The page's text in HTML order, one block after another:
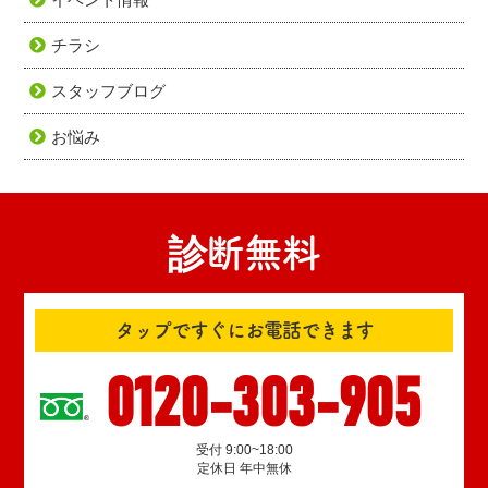
チラシ
スタッフブログ
お悩み
診断無料
タップですぐにお電話できます
0120-303-905
受付 9:00~18:00
定休日 年中無休